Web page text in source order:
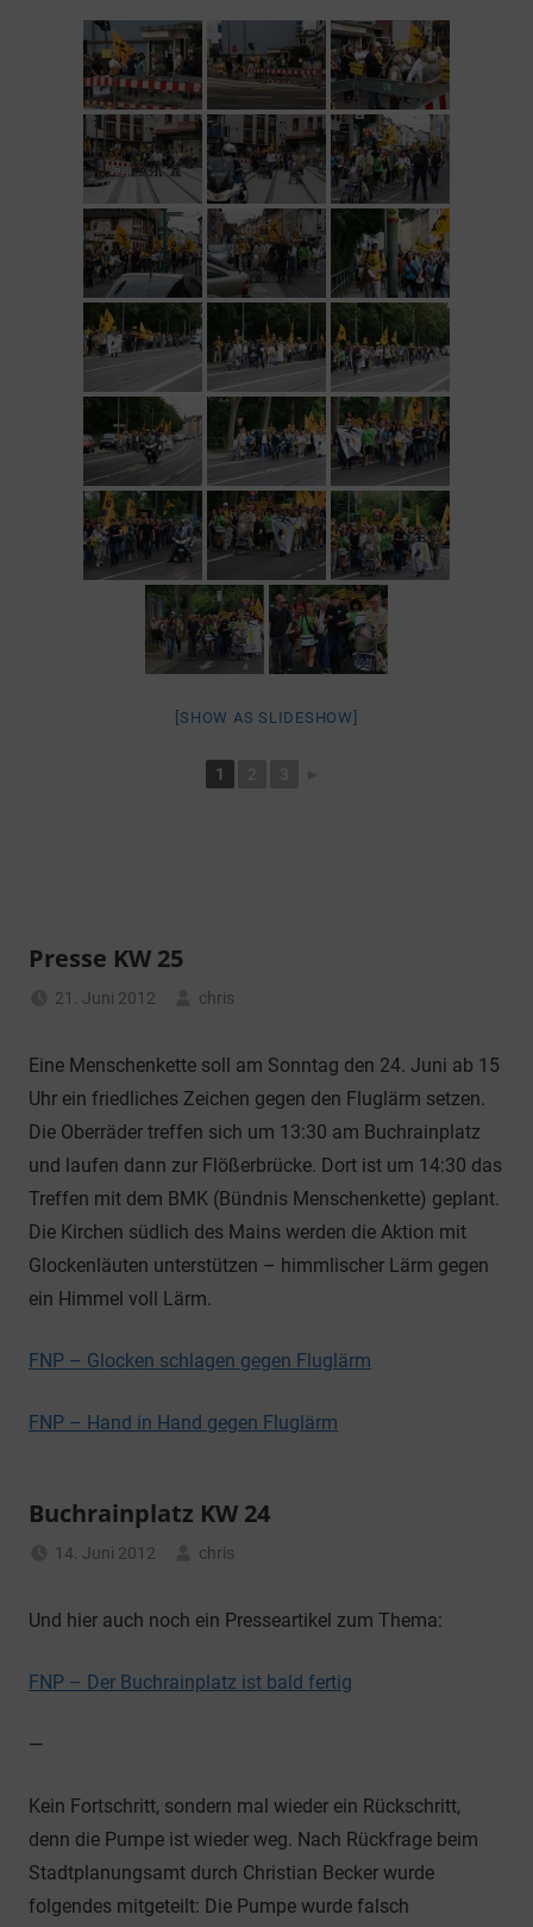
[SHOW AS SLIDESHOW]
1
Presse KW 25
21. Juni 2012
chris
Eine Menschenkette soll am Sonntag den 24. Juni ab 15
Uhr ein friedliches Zeichen gegen den Fluglärm setzen.
Die Oberräder treffen sich um 13:30 am Buchrainplatz
und laufen dann zur Flößerbrücke. Dort ist um 14:30 das
Treffen mit dem BMK (Bündnis Menschenkette) geplant.
Die Kirchen südlich des Mains werden die Aktion mit
Glockenläuten unterstützen – himmlischer Lärm gegen
ein Himmel voll Lärm.
FNP – Glocken schlagen gegen Fluglärm
FNP – Hand in Hand gegen Fluglärm
Buchrainplatz KW 24
14. Juni 2012
chris
Und hier auch noch ein Presseartikel zum Thema:
FNP – Der Buchrainplatz ist bald fertig
—
Kein Fortschritt, sondern mal wieder ein Rückschritt,
denn die Pumpe ist wieder weg. Nach Rückfrage beim
Stadtplanungsamt durch Christian Becker wurde
folgendes mitgeteilt: Die Pumpe wurde falsch